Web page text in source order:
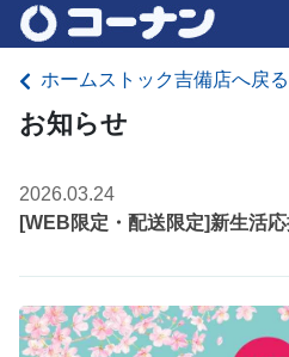
ホームストック吉備店へ戻る
お知らせ
2026.03.24
[WEB限定・配送限定]新生活